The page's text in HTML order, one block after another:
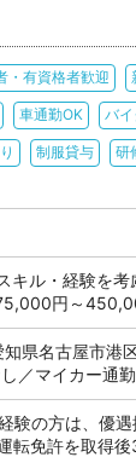
・有資格者歓迎
車通勤OK バ
制服貸与 研
ル・経験を考
円～
県名古屋市港
／マイカー通
験の方は、優
転免許を取得